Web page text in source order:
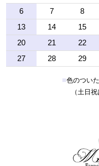
6
7 8
13
14 15
20
21 22
27
28 29
■色のつい
（土日